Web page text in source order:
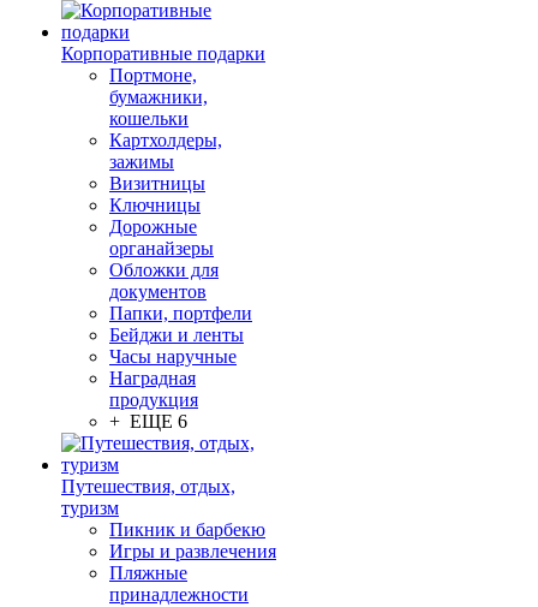
Корпоративные подарки
Портмоне,
бумажники,
кошельки
Картхолдеры,
зажимы
Визитницы
Ключницы
Дорожные
органайзеры
Обложки для
документов
Папки, портфели
Бейджи и ленты
Часы наручные
Наградная
продукция
+ ЕЩЕ 6
Путешествия, отдых,
туризм
Пикник и барбекю
Игры и развлечения
Пляжные
принадлежности